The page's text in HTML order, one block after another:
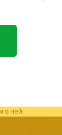
о ней.